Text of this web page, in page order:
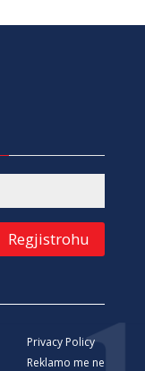
Regjistrohu
Privacy Policy
Reklamo me ne